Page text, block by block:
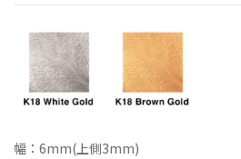
ー
ア
幅：6mm(上側3mm)